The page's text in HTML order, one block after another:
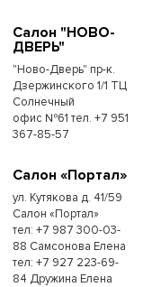
Салон "НОВО-
ДВЕРЬ"
"Ново-Дверь" пр-к.
Дзержинского 1/1 ТЦ
Солнечный
офис №61 тел. +7 951
367-85-57
Салон «Портал»
ул. Кутякова д. 41/59
Салон «Портал»
тел: +7 987 300-03-
88 Самсонова Елена
тел: +7 927 223-69-
84 Дружина Елена